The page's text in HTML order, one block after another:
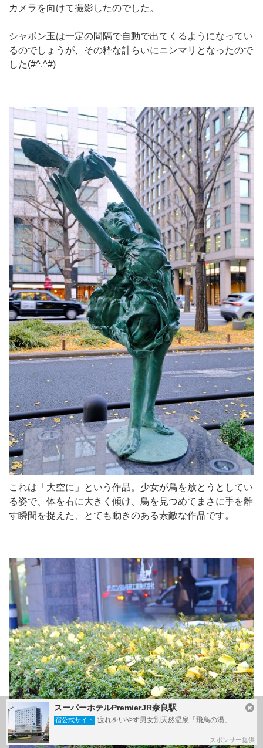
カメラを向けて撮影したのでした。
シャボン玉は一定の間隔で自動で出てくるようになってい
るのでしょうが、その粋な計らいにニンマリとなったので
した(#^.^#)
これは「大空に」という作品。少女が鳥を放とうとしてい
る姿で、体を右に大きく傾け、鳥を見つめてまさに手を離
す瞬間を捉えた、とても動きのある素敵な作品です。
スーパーホテルPremierJR奈良駅
宿公式サイト 疲れをいやす男女別天然温泉「飛鳥の湯」
スポンサー提供